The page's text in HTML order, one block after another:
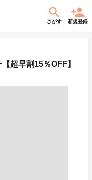
さがす 新規登録
超早割15％OFF】